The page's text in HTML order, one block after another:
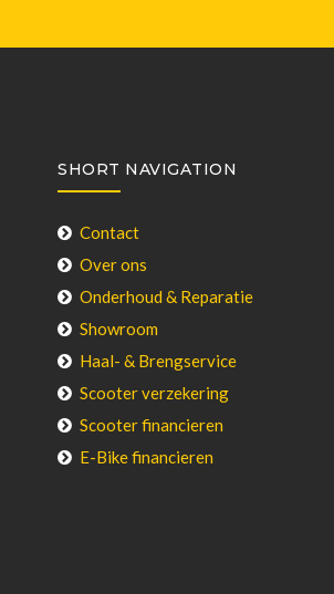
SHORT NAVIGATION
Contact
Over ons
Onderhoud & Reparatie
Showroom
Haal- & Brengservice
Scooter verzekering
Scooter financieren
E-Bike financieren